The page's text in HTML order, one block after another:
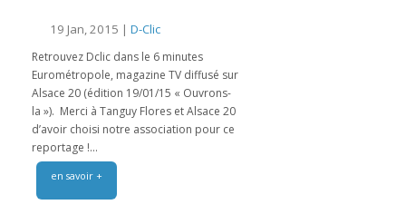
19 Jan, 2015 | D-Clic
Retrouvez Dclic dans le 6 minutes
Eurométropole, magazine TV diffusé sur
Alsace 20 (édition 19/01/15 « Ouvrons-
la »). Merci à Tanguy Flores et Alsace 20
d’avoir choisi notre association pour ce
reportage !...
en savoir +